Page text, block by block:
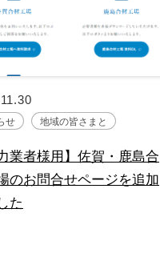
せ 地域の皆さまと
業者様用】佐賀・鹿島合
のお問合せページを追加
た